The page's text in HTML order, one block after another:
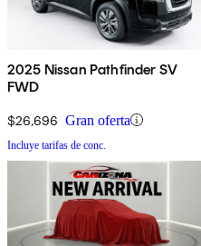
2025 Nissan Pathfinder SV
FWD
$26,696 Gran oferta
Incluye tarifas de conc.